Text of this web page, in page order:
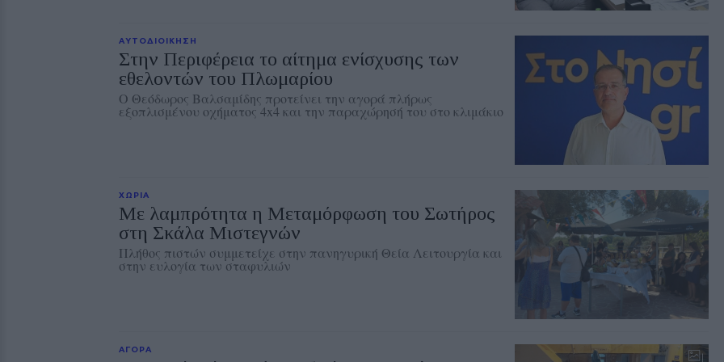
ΑΥΤΟΔΙΟΙΚΗΣΗ
Στην Περιφέρεια το αίτημα ενίσχυσης των
εθελοντών του Πλωμαρίου
Ο Θεόδωρος Βαλσαμίδης προτείνει την αγορά πλήρως
εξοπλισμένου οχήματος 4x4 και την παραχώρησή του στο κλιμάκιο
ΧΩΡΙΑ
Με λαμπρότητα η Μεταμόρφωση του Σωτήρος
στη Σκάλα Μιστεγνών
Πλήθος πιστών συμμετείχε στην πανηγυρική Θεία Λειτουργία και
στην ευλογία των σταφυλιών
ΑΓΟΡΑ